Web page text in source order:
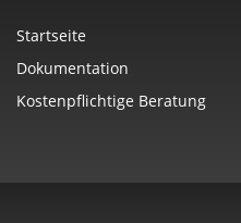
Startseite
Dokumentation
Kostenpflichtige Beratung